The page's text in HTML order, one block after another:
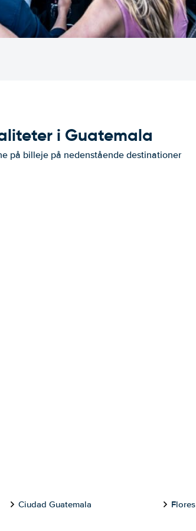
i Guatemala
på billeje på nedenstående destinationer
Ciudad Guatemala Flores